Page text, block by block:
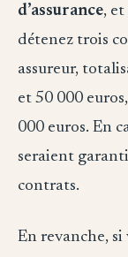
d’assurance,
détenez trois
assureur,
et 50 000
000 euros. En
seraient
contrats.
En revanche, si